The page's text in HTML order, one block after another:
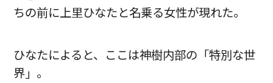
ちの前に上里ひなたと名乗る女性が現れた。
ひなたによると、ここは神樹内部の「特別な世
界」。